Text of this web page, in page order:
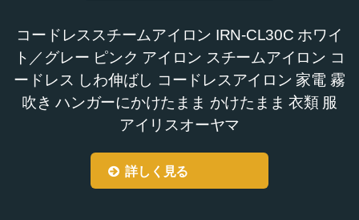
コードレススチームアイロン IRN-CL30C ホワイ
ト／グレー ピンク アイロン スチームアイロン コ
ードレス しわ伸ばし コードレスアイロン 家電 霧
吹き ハンガーにかけたまま かけたまま 衣類 服
アイリスオーヤマ
詳しく見る